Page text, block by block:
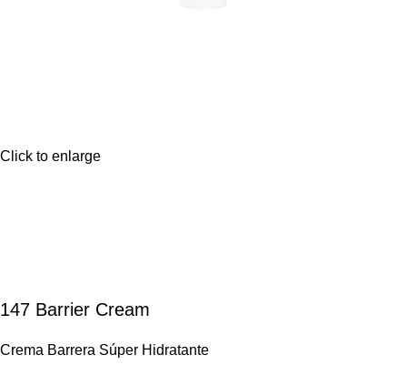
Click to enlarge
147 Barrier Cream
Crema Barrera Súper Hidratante